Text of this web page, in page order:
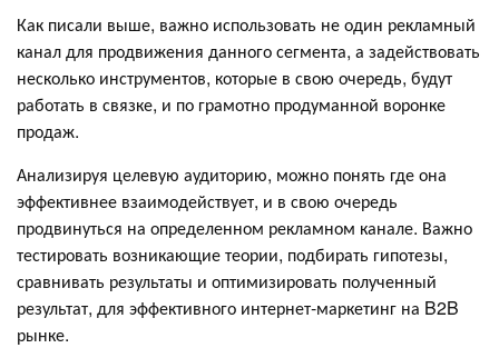
Как писали выше, важно использовать не один рекламный
канал для продвижения данного сегмента, а задействовать
несколько инструментов, которые в свою очередь, будут
работать в связке, и по грамотно продуманной воронке
продаж.
Анализируя целевую аудиторию, можно понять где она
эффективнее взаимодействует, и в свою очередь
продвинуться на определенном рекламном канале. Важно
тестировать возникающие теории, подбирать гипотезы,
сравнивать результаты и оптимизировать полученный
результат, для эффективного интернет-маркетинг на B2B
рынке.